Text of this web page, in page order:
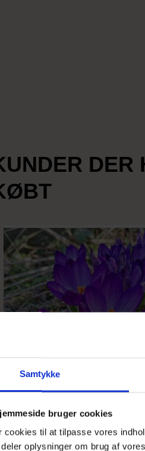
Samtykke
bruger cookies
cookies til at tilpasse vores
oplysninger om brug af
DER